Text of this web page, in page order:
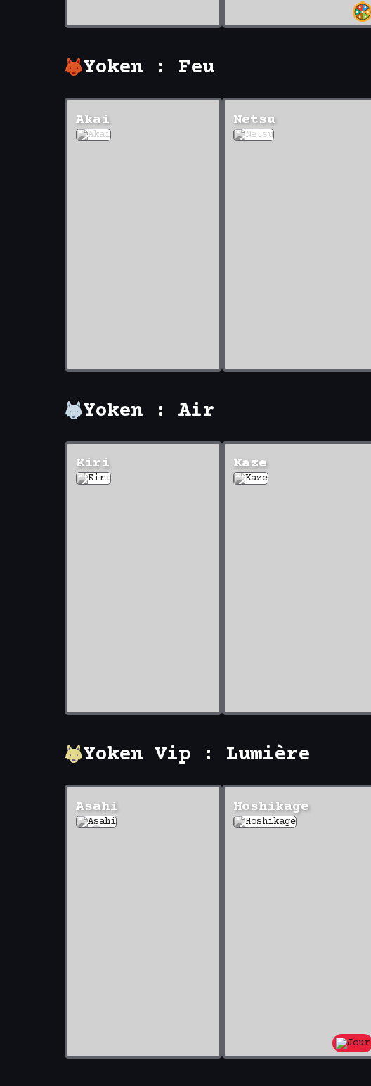
Yoken : Feu
Akai Netsu
Yoken : Air
Kiri Kaze
Yoken Vip : Lumière
Asahi Hoshikage